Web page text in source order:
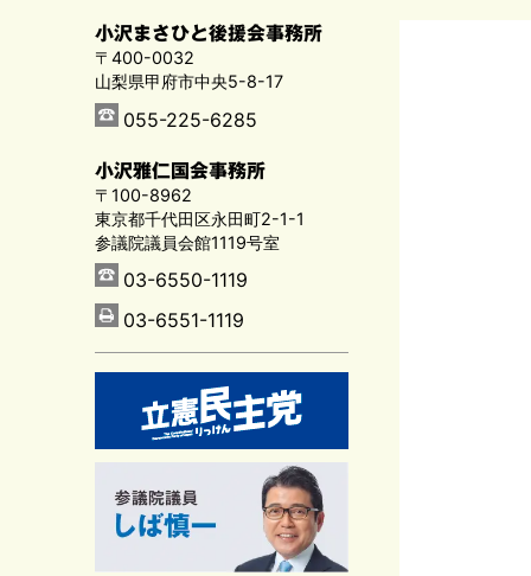
小沢まさひと後援会事務所
〒400-0032
山梨県甲府市中央5-8-17
055-225-6285
小沢雅仁国会事務所
〒100-8962
東京都千代田区永田町2-1-1
参議院議員会館1119号室
03-6550-1119
03-6551-1119